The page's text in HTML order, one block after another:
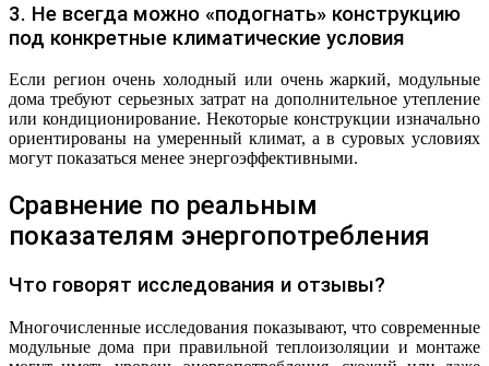
3. Не всегда можно «подогнать» конструкцию
под конкретные климатические условия
Если регион очень холодный или очень жаркий, модульные
дома требуют серьезных затрат на дополнительное утепление
или кондиционирование. Некоторые конструкции изначально
ориентированы на умеренный климат, а в суровых условиях
могут показаться менее энергоэффективными.
Сравнение по реальным
показателям энергопотребления
Что говорят исследования и отзывы?
Многочисленные исследования показывают, что современные
модульные дома при правильной теплоизоляции и монтаже